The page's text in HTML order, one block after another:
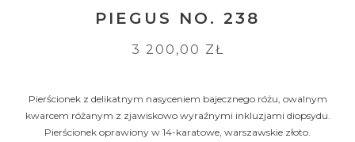
PIEGUS NO. 238
3 200,00 ZŁ
Pierścionek z delikatnym nasyceniem bajecznego różu, owalnym
kwarcem różanym z zjawiskowo wyraźnymi inkluzjami diopsydu.
Pierścionek oprawiony w 14-karatowe, warszawskie złoto.